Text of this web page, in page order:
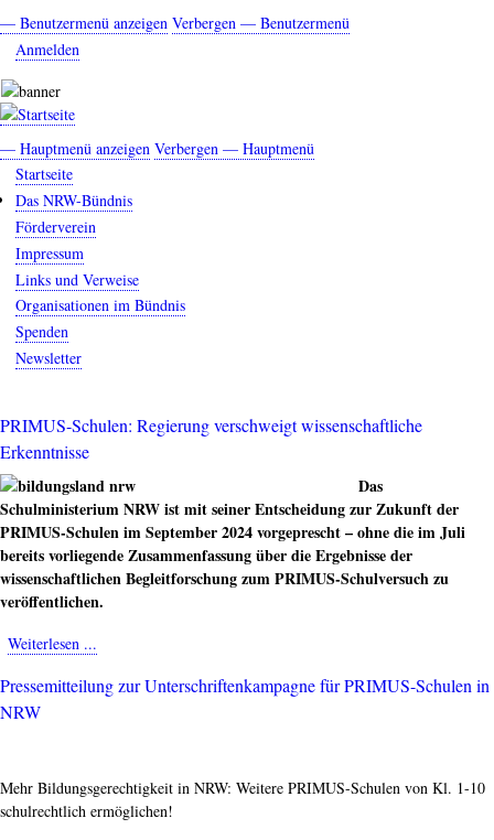
Direkt
zum
Benutzermenü
— Benutzermenü anzeigen Verbergen — Benutzermenü
Anmelden
Hauptmenü
— Hauptmenü anzeigen Verbergen — Hauptmenü
Startseite
Das NRW-Bündnis
Förderverein
Impressum
Links und Verweise
Organisationen im Bündnis
Spenden
Newsletter
PRIMUS-Schulen: Regierung verschweigt wissenschaftliche
Erkenntnisse
Das
Schulministerium NRW ist mit seiner Entscheidung zur Zukunft der
PRIMUS-Schulen im September 2024 vorgeprescht – ohne die im Juli
bereits vorliegende Zusammenfassung über die Ergebnisse der
wissenschaftlichen Begleitforschung zum PRIMUS-Schulversuch zu
veröffentlichen.
Weiterlesen ...
Schulen:
Erkenntnisse
Pressemitteilung zur Unterschriftenkampagne für PRIMUS-Schulen in
NRW
Mehr Bildungsgerechtigkeit in NRW: Weitere PRIMUS-Schulen von Kl. 1-10
schulrechtlich ermöglichen!